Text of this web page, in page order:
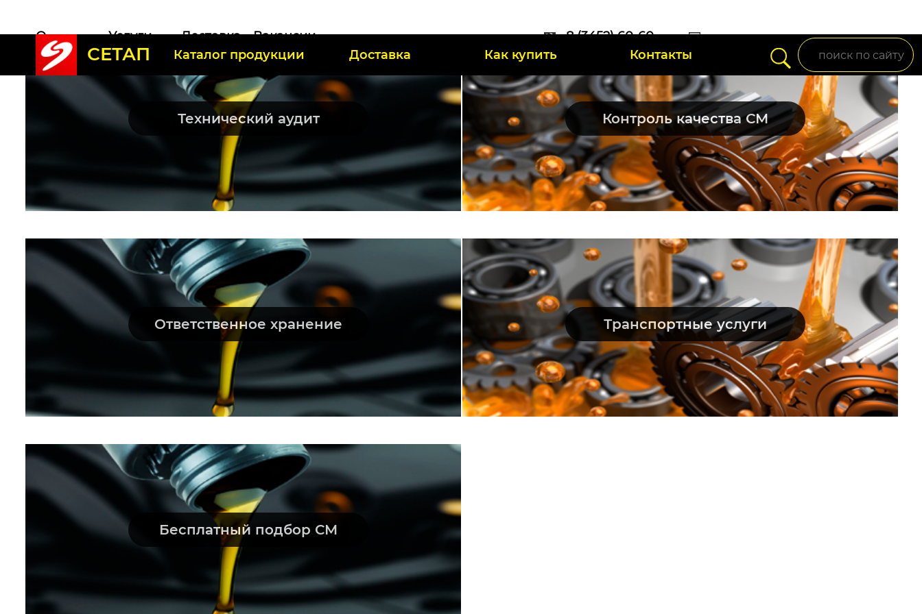
О
компании
Услуги Доставка Вакансии
8 (3452) 60-60-
47
setup95@mail.ru
СЕТАП Каталог продукции Доставка Как купить Контакты
Технический аудит Контроль качества СМ
Ответственное хранение Транспортные услуги
Бесплатный подбор СМ